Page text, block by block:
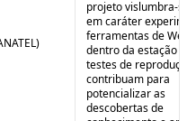
projeto vislumbra-
em caráter
ferramentas de
dentro da estação
testes de
contribuam para
potencializar as
descobertas de